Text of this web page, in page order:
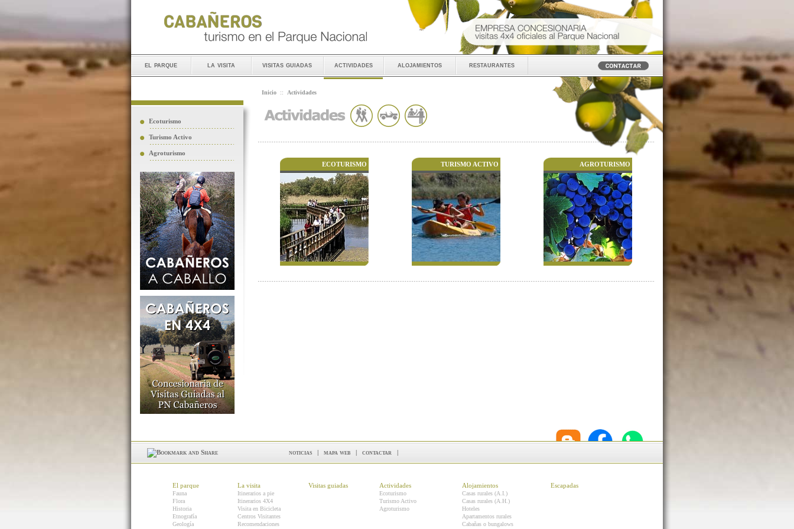
el parque la visita visitas guiadas actividades alojamientos restaurantes
Ecoturismo
Turismo Activo
Agroturismo
Inicio :: Actividades
ECOTURISMO TURISMO ACTIVO AGROTURISMO
noticias | mapa web | contactar |
El parque
Fauna
Flora
Historia
Etnografía
Geología
La visita
Itinerarios a pie
Itinerarios 4X4
Visita en Bicicleta
Centros Visitantes
Recomendaciones
Visitas guiadas Actividades
Ecoturismo
Turismo Activo
Agroturismo
Alojamientos
Casas rurales (A.I.)
Casas rurales (A.H.)
Hoteles
Apartamentos rurales
Cabañas o bungalows
Escapadas